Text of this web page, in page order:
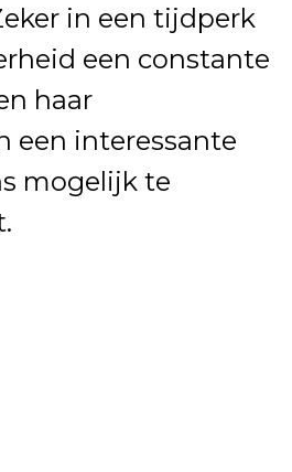
in een tijdperk
een constante
haar
een interessante
mogelijk te